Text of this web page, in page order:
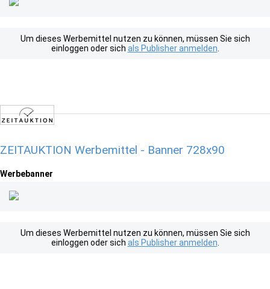
Um dieses Werbemittel nutzen zu können, müssen Sie sich
einloggen oder sich als Publisher anmelden
ZEITAUKTION Werbemittel - Banner 728x90
Werbebanner
Um dieses Werbemittel nutzen zu können, müssen Sie sich
einloggen oder sich als Publisher anmelden